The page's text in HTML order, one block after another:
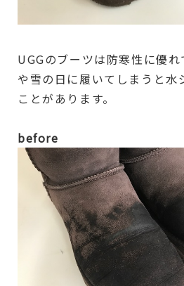
UGGのブーツは防寒性に優
や雪の日に履いてしまうと水
ことがあります。
before